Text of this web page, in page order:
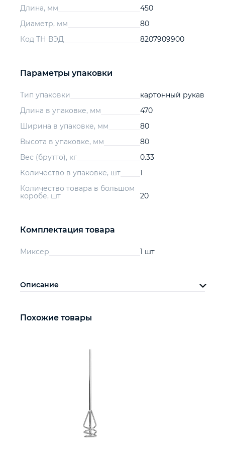
Длина, мм
450
Диаметр, мм
80
Код ТН ВЭД
8207909900
Параметры упаковки
Тип упаковки
картонный рукав
Длина в упаковке, мм
470
Ширина в упаковке, мм
80
Высота в упаковке, мм
80
Вес (брутто), кг
0.33
Количество в упаковке, шт
1
Количество товара в большом
коробе, шт
20
Комплектация товара
Миксер 1 шт
Описание
Похожие товары